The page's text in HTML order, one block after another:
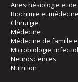
Anesthésiologie et
Biochimie et
Chirurgie
Médecine
Médecine de famille
Microbiologie,
Neurosciences
Nutrition